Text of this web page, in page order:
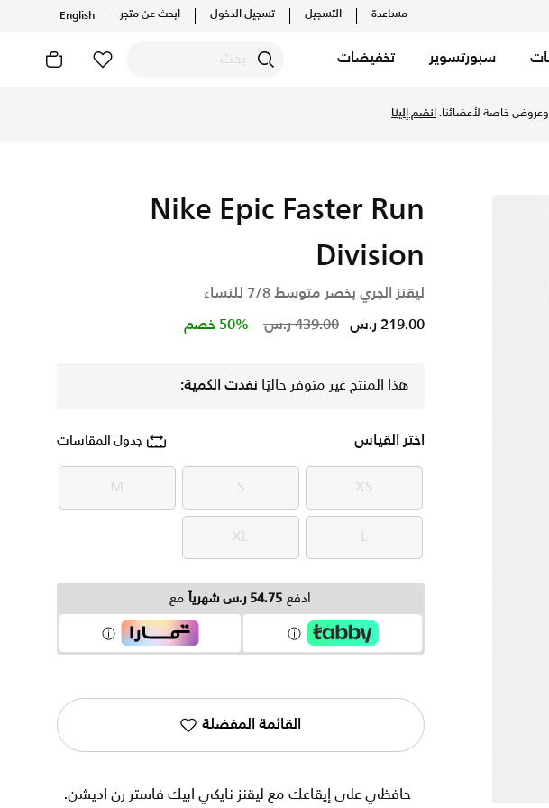
مساعدة التسجيل تسجيل الدخول ابحث عن متجر English
سبورتسوير تخفيضات
وعروض خاصة لأعضائنا.انضم إلينا
Nike Epic Faster Run
Division
ليقنز الجري بخصر متوسط 7/8 للنساء
Price reduced from
439.00 ر.س to 219.00 ر.س 50% خصم
هذا المنتج غير متوفر حاليًا نفدت الكمية:
اختر القياس جدول المقاسات
XS
XS
S
S
M
M
L
L
XL
XL
ادفع 54.75 ر.س شهرياً مع
القائمة المفضلة
حافظي على إيقاعك مع ليقنز نايكي ابيك فاستر رن اديشن.